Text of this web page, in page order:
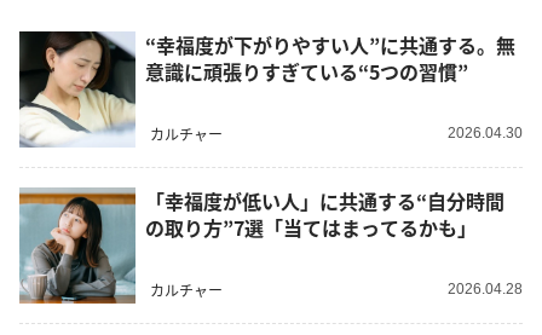
“幸福度が下がりやすい人”に共通する。無
意識に頑張りすぎている“5つの習慣”
カルチャー 2026.04.30
「幸福度が低い人」に共通する“自分時間
の取り方”7選「当てはまってるかも」
カルチャー 2026.04.28